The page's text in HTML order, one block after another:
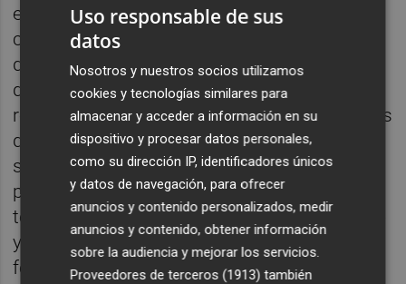
especializado dentro de una gestora de
capital riesgo y que desarrolla un programa
de inversión en otros fondos que están
disponibles en el mercado. De forma
resumida, el inversor accederá a fondos a los
que, de forma individual, no tendría acceso,
se podrá beneficiar de una gestión
profesionalizada del programa de inversión,
tendrá la diversificación óptima que requiere
y este equipo especializado gestionará de
forma eficiente los flujos de efectivo.
Uso responsable de sus
datos
Nosotros y nuestros socios utilizamos
cookies y tecnologías similares para
almacenar y acceder a información en su
dispositivo y procesar datos personales,
como su dirección IP, identificadores únicos
y datos de navegación, para ofrecer
anuncios y contenido personalizados, medir
anuncios y contenido, obtener información
sobre la audiencia y mejorar los servicios.
Proveedores de terceros (1913) también